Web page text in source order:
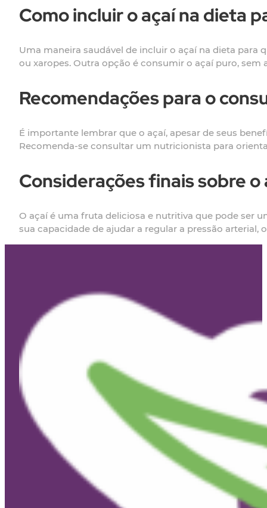
Como incluir o açaí na dieta
Uma maneira saudável de incluir o açaí na dieta
ou xaropes. Outra opção é consumir o açaí puro,
Recomendações para o
É importante lembrar que o açaí, apesar de seus
Recomenda-se consultar um nutricionista para
Considerações finais sobre o
O açaí é uma fruta deliciosa e nutritiva que pode ser
sua capacidade de ajudar a regular a pressão